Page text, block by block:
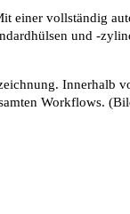
vollständig
und -
Innerhalb
Workflows.